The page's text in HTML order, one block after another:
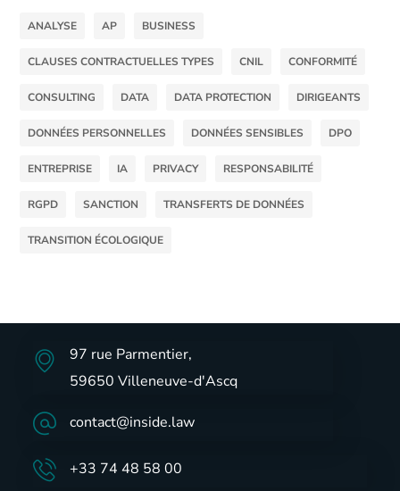
ANALYSE AP BUSINESS
CLAUSES CONTRACTUELLES TYPES CNIL CONFORMITÉ
CONSULTING DATA DATA PROTECTION DIRIGEANTS
DONNÉES PERSONNELLES DONNÉES SENSIBLES DPO
ENTREPRISE IA PRIVACY RESPONSABILITÉ
RGPD SANCTION TRANSFERTS DE DONNÉES
TRANSITION ÉCOLOGIQUE
97 rue Parmentier,
59650 Villeneuve-d'Ascq
contact@inside.law
+33 74 48 58 00